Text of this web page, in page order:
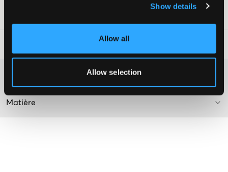
Show details
Allow all
Allow selection
Plus d'informations sur les instructions de lavage
Matière